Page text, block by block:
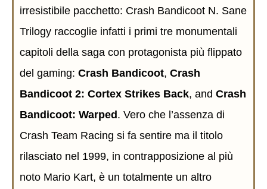
irresistibile pacchetto: Crash Bandicoot N. Sane
Trilogy raccoglie infatti i primi tre monumentali
capitoli della saga con protagonista più flippato
del gaming: Crash Bandicoot, Crash
Bandicoot 2: Cortex Strikes Back, and Crash
Bandicoot: Warped. Vero che l’assenza di
Crash Team Racing si fa sentire ma il titolo
rilasciato nel 1999, in contrapposizione al più
noto Mario Kart, è un totalmente un altro